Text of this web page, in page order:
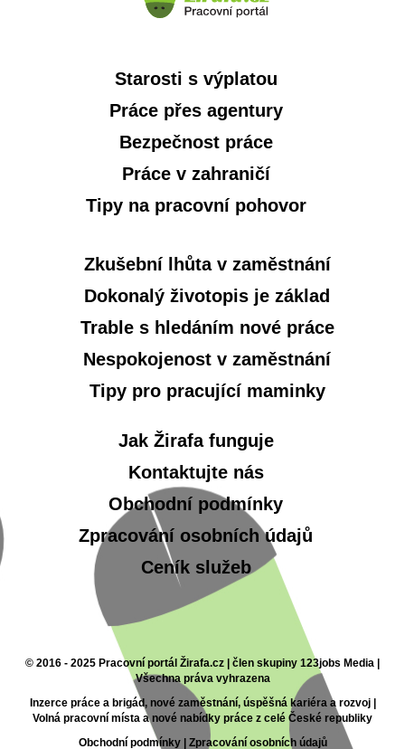
Starosti s výplatou
Práce přes agentury
Bezpečnost práce
Práce v zahraničí
Tipy na pracovní pohovor
Zkušební lhůta v zaměstnání
Dokonalý životopis je základ
Trable s hledáním nové práce
Nespokojenost v zaměstnání
Tipy pro pracující maminky
Jak Žirafa funguje
Kontaktujte nás
Obchodní podmínky
Zpracování osobních údajů
Ceník služeb
© 2016 - 2025 Pracovní portál Žirafa.cz | člen skupiny 123jobs Media |
Všechna práva vyhrazena
Inzerce práce a brigád, nové zaměstnání, úspěšná kariéra a rozvoj |
Volná pracovní místa a nové nabídky práce z celé České republiky
Obchodní podmínky| Zpracování osobních údajů